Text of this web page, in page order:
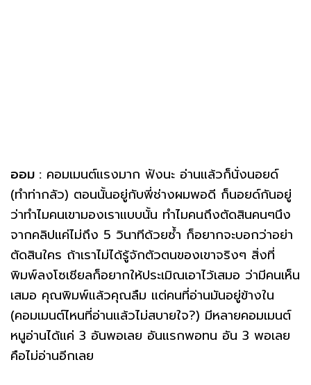
ออม : คอมเมนต์แรงมาก ฟังนะ อ่านแล้วก็นั่งนอยด์
(ทำท่ากลัว) ตอนนั้นอยู่กับพี่ช่างผมพอดี ก็นอยด์กันอยู่
ว่าทำไมคนเขามองเราแบบนั้น ทำไมคนถึงตัดสินคนๆนึง
จากคลิปแค่ไม่ถึง 5 วินาทีด้วยซ้ำ ก็อยากจะบอกว่าอย่า
ตัดสินใคร ถ้าเราไม่ได้รู้จักตัวตนของเขาจริงๆ สิ่งที่
พิมพ์ลงโซเชียลก็อยากให้ประเมิณเอาไว้เสมอ ว่ามีคนเห็น
เสมอ คุณพิมพ์แล้วคุณลืม แต่คนที่อ่านมันอยู่ข้างใน
(คอมเมนต์ไหนที่อ่านแล้วไม่สบายใจ?) มีหลายคอมเมนต์
หนูอ่านได้แค่ 3 อันพอเลย อันแรกพอทน อัน 3 พอเลย
คือไม่อ่านอีกเลย